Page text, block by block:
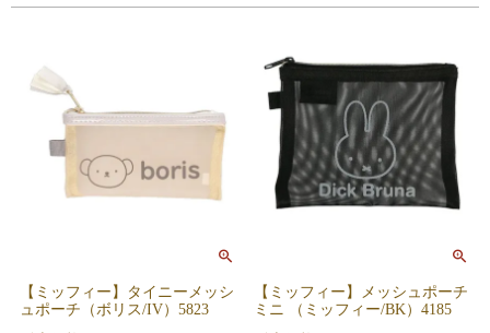
【ミッフィー】タイニーメッシ
ュポーチ（ボリス/IV）5823
【ミッフィー】メッシュポーチ
ミニ （ミッフィー/BK）4185